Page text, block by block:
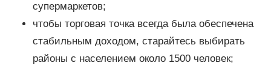
супермаркетов;
чтобы торговая точка всегда была обеспечена
стабильным доходом, старайтесь выбирать
районы с населением около 1500 человек;